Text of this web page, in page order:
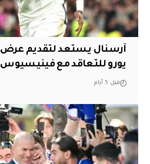
يورو للتعاقد مع فينيسيوس
قبل 5 أيام